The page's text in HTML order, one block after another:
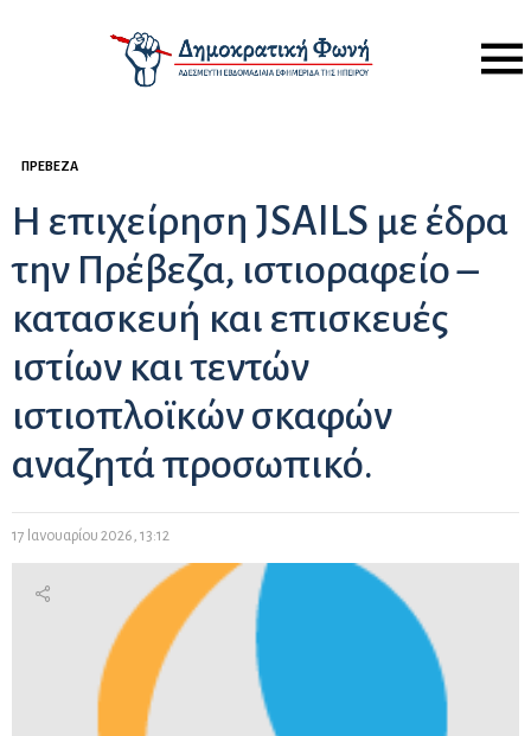
Menu
ΠΡΈΒΕΖΑ
Η επιχείρηση JSAILS με έδρα
την Πρέβεζα, ιστιοραφείο –
κατασκευή και επισκευές
ιστίων και τεντών
ιστιοπλοϊκών σκαφών
αναζητά προσωπικό.
17 Ιανουαρίου 2026, 13:12